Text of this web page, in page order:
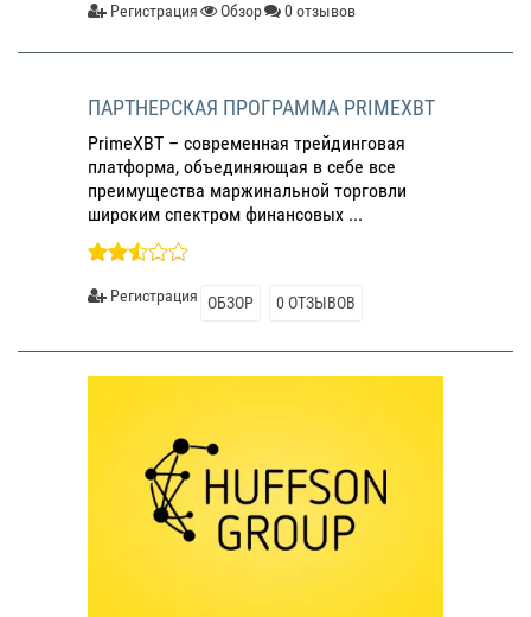
Регистрация Обзор 0 отзывов
ПАРТНЕРСКАЯ ПРОГРАММА PRIMEXBT
PrimeXBT – современная трейдинговая
платформа, объединяющая в себе все
преимущества маржинальной торговли
широким спектром финансовых ...
Регистрация ОБЗОР 0 ОТЗЫВОВ